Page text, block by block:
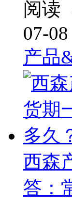
阅读
07-08
产品
西森
答：